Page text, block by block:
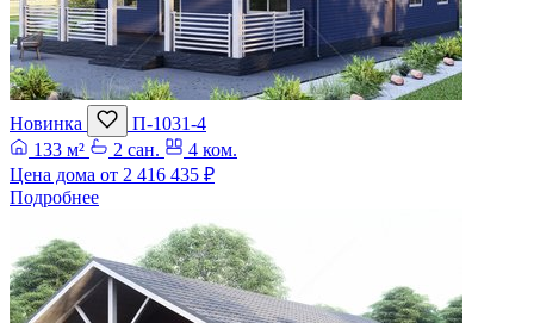
Новинка
П-1031-4
133 м²
2 сан.
4 ком.
Цена дома от 2 416 435 ₽
Подробнее